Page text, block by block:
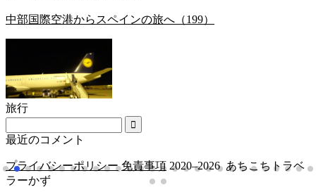
中部国際空港からスペインの旅へ（199）
旅行
最近のコメント
プライバシーポリシー 免責事項 2020–2026 あちこちトラベ
ラーかず